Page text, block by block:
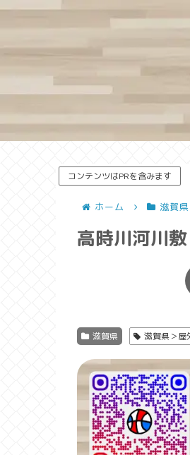
コンテンツはPRを含みます
ホーム 滋賀県
高時川河川
滋賀県 滋賀県＞屋